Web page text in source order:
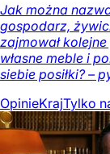
Jak można
gospodarz,
zajmował
własne meble i
siebie posiłki? –
OpinieKrajTylko